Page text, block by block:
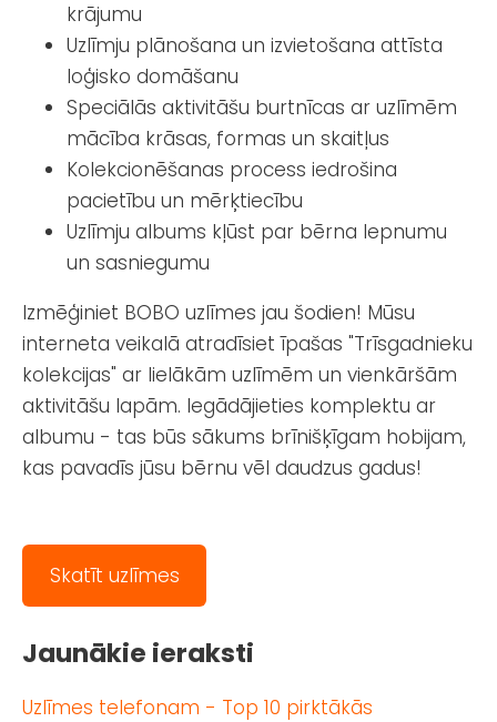
Jaunākie ieraksti
Uzlīmes telefonam - Top 10 pirktākās
krājumu
Uzlīmju plānošana un izvietošana attīsta
loģisko domāšanu
Speciālās aktivitāšu burtnīcas ar uzlīmēm
mācība krāsas, formas un skaitļus
Kolekcionēšanas process iedrošina
pacietību un mērķtiecību
Uzlīmju albums kļūst par bērna lepnumu
un sasniegumu
Izmēģiniet BOBO uzlīmes jau šodien! Mūsu
interneta veikalā atradīsiet īpašas "Trīsgadnieku
kolekcijas" ar lielākām uzlīmēm un vienkāršām
aktivitāšu lapām. Iegādājieties komplektu ar
albumu - tas būs sākums brīnišķīgam hobijam,
kas pavadīs jūsu bērnu vēl daudzus gadus!
Skatīt uzlīmes